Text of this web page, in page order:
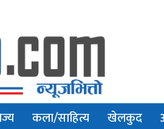
कला/साहित्य खेलकुद